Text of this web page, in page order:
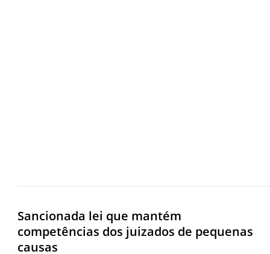
Sancionada lei que mantém
competências dos juizados de pequenas
causas